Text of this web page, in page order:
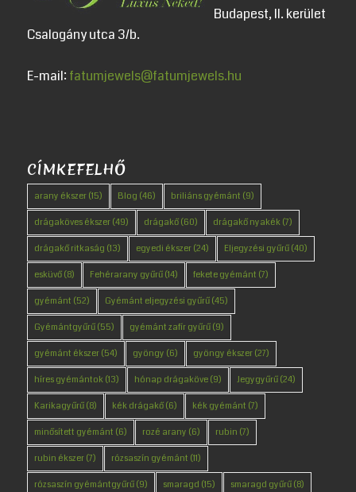
Budapest, II. kerület
Csalogány utca 3/b.
E-mail: fatumjewels@fatumjewels.hu
CÍMKEFELHŐ
arany ékszer(15) Blog (46) briliáns gyémánt (9)
drágaköves ékszer(49) drágakő(60) drágakő nyakék(7)
drágakő ritkaság (13) egyedi ékszer(24) Eljegyzési gyűrű(40)
esküvő(8) Fehérarany gyűrű(14) fekete gyémánt (7)
gyémánt (52) Gyémánt eljegyzési gyűrű(45)
Gyémántgyűrű(55) gyémánt zafír gyűrű(9)
gyémánt ékszer(54) gyöngy (6) gyöngy ékszer(27)
híres gyémántok(13) hónap drágaköve(9) Jegygyűrű(24)
Karikagyűrű(8) kék drágakő(6) kék gyémánt (7)
minősített gyémánt (6) rozé arany (6) rubin (7)
rubin ékszer(7) rózsaszín gyémánt (11)
rózsaszín gyémántgyűrű(9) smaragd (15) smaragd gyűrű(8)